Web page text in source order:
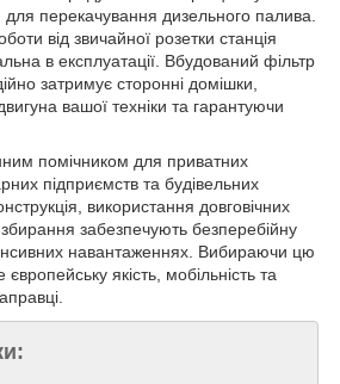
перекачування дизельного палива.
від звичайної розетки станція
в експлуатації. Вбудований фільтр
затримує сторонні домішки,
вашої техніки та гарантуючи
помічником для приватних
підприємств та будівельних
використання довговічних
збирання забезпечують безперебійну
навантаженнях. Вибираючи цю
якість, мобільність та